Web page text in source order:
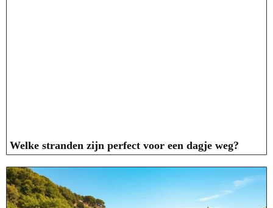
Welke stranden zijn perfect voor een dagje weg?